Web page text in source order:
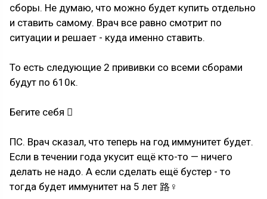
сборы. Не думаю, что можно будет купить отдельно
и ставить самому. Врач все равно смотрит по
ситуации и решает - куда именно ставить.
То есть следующие 2 прививки со всеми сборами
будут по 610к.
Бегите себя 
ПС. Врач сказал, что теперь на год иммунитет будет.
Если в течении года укусит ещё кто-то — ничего
делать не надо. А если сделать ещё бустер - то
тогда будет иммунитет на 5 лет 路‍♀️